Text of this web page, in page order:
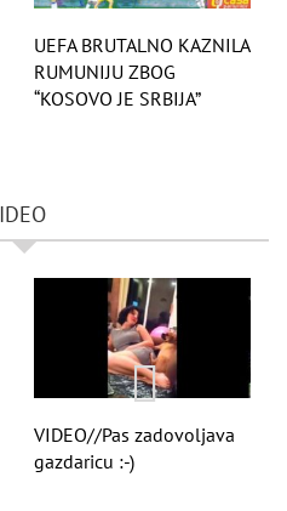
UEFA BRUTALNO KAZNILA
RUMUNIJU ZBOG
“KOSOVO JE SRBIJA”
VIDEO//Pas zadovoljava
gazdaricu :-)